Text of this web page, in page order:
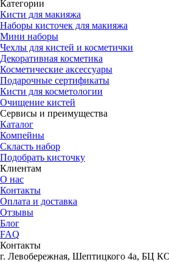
Категории
Кисти для макияжа
Наборы кисточек для макияжа
Мини наборы
Чехлы для кистей и косметички
Декоративная косметика
Косметические аксессуары
Подарочные сертификаты
Кисти для косметологии
Очищение кистей
Сервисы и преимущества
Каталог
Компейны
Скласть набор
Подобрать кисточку
Клиентам
О нас
Контакты
Оплата и доставка
Отзывы
Блог
FAQ
Контакты
г. Левобережная, Шептицкого 4а, БЦ